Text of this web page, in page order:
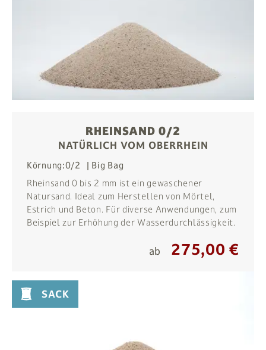
RHEINSAND 0/2
NATÜRLICH VOM OBERRHEIN
Körnung:0/2
Big Bag
Rheinsand 0 bis 2 mm ist ein gewaschener
Natursand. Ideal zum Herstellen von Mörtel,
Estrich und Beton. Für diverse Anwendungen, zum
Beispiel zur Erhöhung der Wasserdurchlässigkeit.
ab 275,00 €
SACK